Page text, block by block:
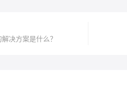
决方案是什么？